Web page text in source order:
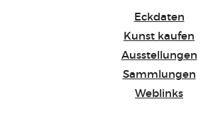
Eckdaten
Kunst kaufen
Ausstellungen
Sammlungen
Weblinks